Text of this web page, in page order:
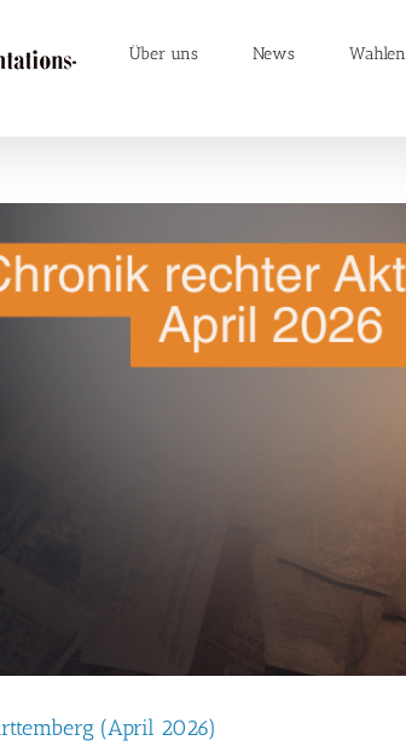
Über uns News Wahlen
(April 2026)